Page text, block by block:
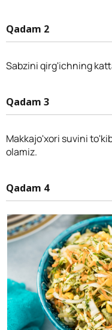
Qadam 2
Sabzini qirg'ichning
Qadam 3
Makkajo'xori suvini
olamiz.
Qadam 4